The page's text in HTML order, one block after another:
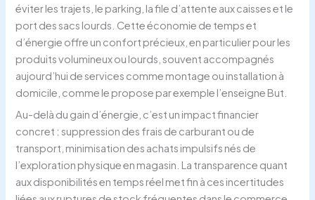
éviter les trajets, le parking, la file d’attente aux caisses et le
port des sacs lourds. Cette économie de temps et
d’énergie offre un confort précieux, en particulier pour les
produits volumineux ou lourds, souvent accompagnés
aujourd’hui de services comme montage ou installation à
domicile, comme le propose par exemple l’enseigne But.
Au-delà du gain d’énergie, c’est un impact financier
concret : suppression des frais de carburant ou de
transport, minimisation des achats impulsifs nés de
l’exploration physique en magasin. La transparence quant
aux disponibilités en temps réel met fin à ces incertitudes